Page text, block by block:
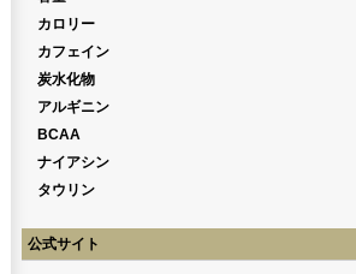
カロリー
カフェイン
炭水化物
アルギニン
BCAA
ナイアシン
タウリン
公式サイト